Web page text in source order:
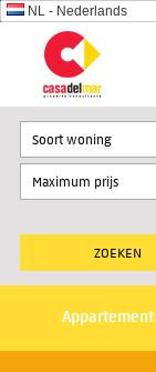
NL - Nederlands
Soort woning